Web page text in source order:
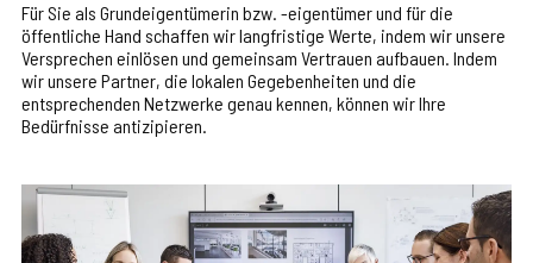
Für Sie als Grundeigentümerin bzw. -eigentümer und für die
öffentliche Hand schaffen wir langfristige Werte, indem wir unsere
Versprechen einlösen und gemeinsam Vertrauen aufbauen. Indem
wir unsere Partner, die lokalen Gegebenheiten und die
entsprechenden Netzwerke genau kennen, können wir Ihre
Bedürfnisse antizipieren.